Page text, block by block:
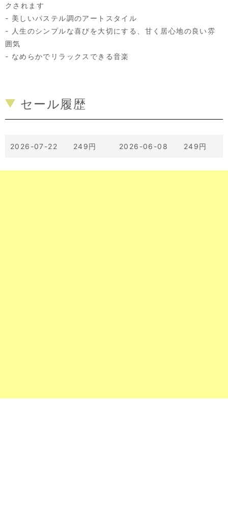
クされます
- 美しいパステル調のアートスタイル
- 人生のシンプルな喜びを大切にする、甘く居心地の良い雰
囲気
- なめらかでリラックスできる音楽
セール履歴
2026-07-22 249円 2026-06-08 249円